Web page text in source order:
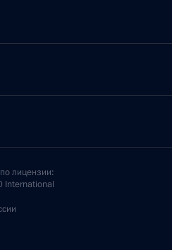
лицензии:
International